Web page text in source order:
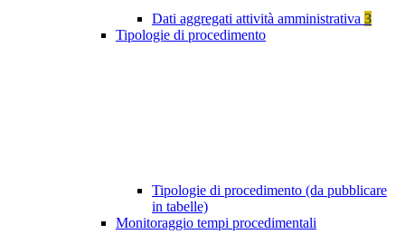
Dati aggregati attività amministrativa 3
Tipologie di procedimento
Tipologie di procedimento (da pubblicare
in tabelle)
Monitoraggio tempi procedimentali